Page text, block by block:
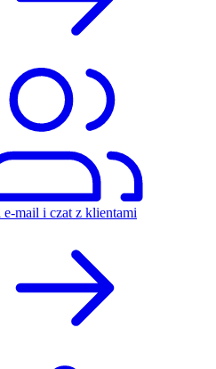
e-mail i czat z klientami